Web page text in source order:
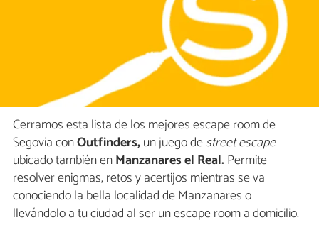
Cerramos esta lista de los mejores escape room de
Segovia conOutfinders,un juego destreet escape
ubicado también enManzanares el Real.Permite
resolver enigmas, retos y acertijos mientras se va
conociendo la bella localidad de Manzanares o
llevándolo a tu ciudad al ser un escape room a domicilio.